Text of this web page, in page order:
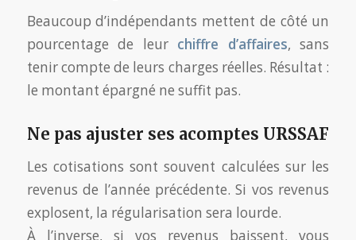
Beaucoup d’indépendants mettent de côté un
pourcentage de leur chiffre d’affaires, sans
tenir compte de leurs charges réelles. Résultat :
le montant épargné ne suffit pas.
Ne pas ajuster ses acomptes URSSAF
Les cotisations sont souvent calculées sur les
revenus de l’année précédente. Si vos revenus
explosent, la régularisation sera lourde.
À l’inverse, si vos revenus baissent, vous